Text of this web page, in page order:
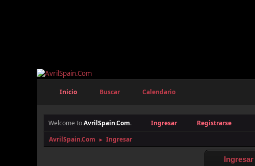
Inicio Buscar Calendario
Welcome toAvrilSpain.Com. Ingresar Registrarse
AvrilSpain.Com
► Ingresar
Ingresar